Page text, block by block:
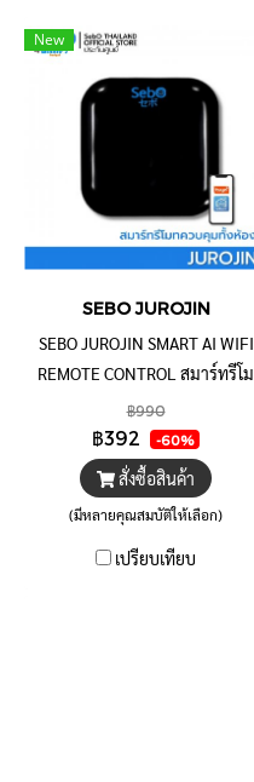
New
SEBO JUROJIN
SEBO JUROJIN SMART AI WIFI
REMOTE CONTROL สมาร์ทรีโม
ทอัจฉริยะ ควบคุมอุปกรณ์ไฟฟ้า
ด้วยแอพบนมือถือได้ทั่วโลก ผ่าน
สัญญาณไวไฟ เช่น แอร์ ทีวี พัดลม
฿990
฿392 -60%
สั่งซื้อสินค้า
(มีหลายคุณสมบัติให้เลือก)
เปรียบเทียบ